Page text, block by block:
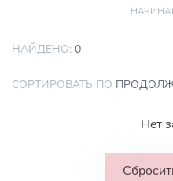
НАЙДЕНО: 0
СОРТИРОВАТЬ ПО
Нет